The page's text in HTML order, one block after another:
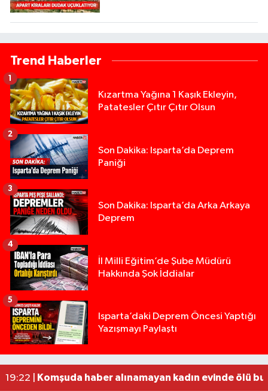
Trend Haberler
Kızartma Yağına 1 Kaşık Ekleyin,
Patatesler Çıtır Çıtır Olsun
1
Son Dakika: Isparta’da Deprem
Paniği
2
Son Dakika: Isparta’da Arka Arkaya
Deprem
3
İl Milli Eğitim’de Şube Müdürü
Hakkında Şok İddialar
4
Isparta’daki Deprem Öncesi Yaptığı
Yazışmayı Paylaştı
5
13:00 |Yığılca'da kardeşler arasındaki silahlı kavgada
12:48 |Tur teknesi çalışanlarının birbirine girdiği kavga
02:26 |MOTOSİKLETLE ÇARPIŞAN OTOMOBİL GÜL
19:22 |
Komşuda haber alınamayan kadın evinde ölü